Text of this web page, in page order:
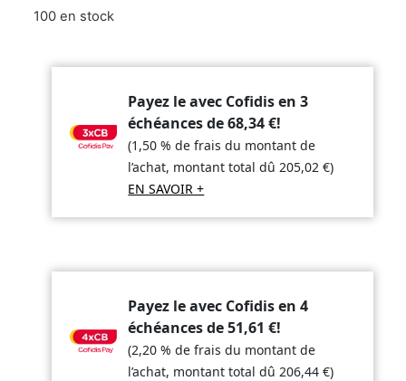
100 en stock
Payez le avec Cofidis en 3
échéances de68,34€!
(1,50 % de frais du montant de
l’achat, montant total dû205,02€)
EN SAVOIR +
Payez le avec Cofidis en 4
échéances de51,61€!
(2,20 % de frais du montant de
l’achat, montant total dû206,44€)